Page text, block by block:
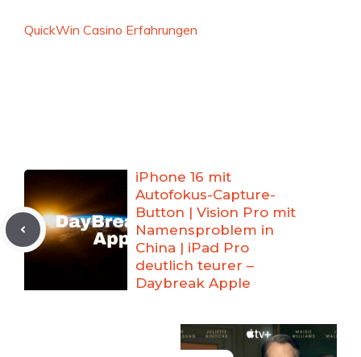
QuickWin Casino Erfahrungen
iPhone 16 mit
Autofokus-Capture-
Button | Vision Pro mit
Namensproblem in
China | iPad Pro
deutlich teurer –
Daybreak Apple